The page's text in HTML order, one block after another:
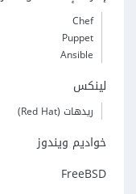
Chef
Puppet
Ansible
لينكس
ريدهات (Red Hat)
خواديم ويندوز
FreeBSD